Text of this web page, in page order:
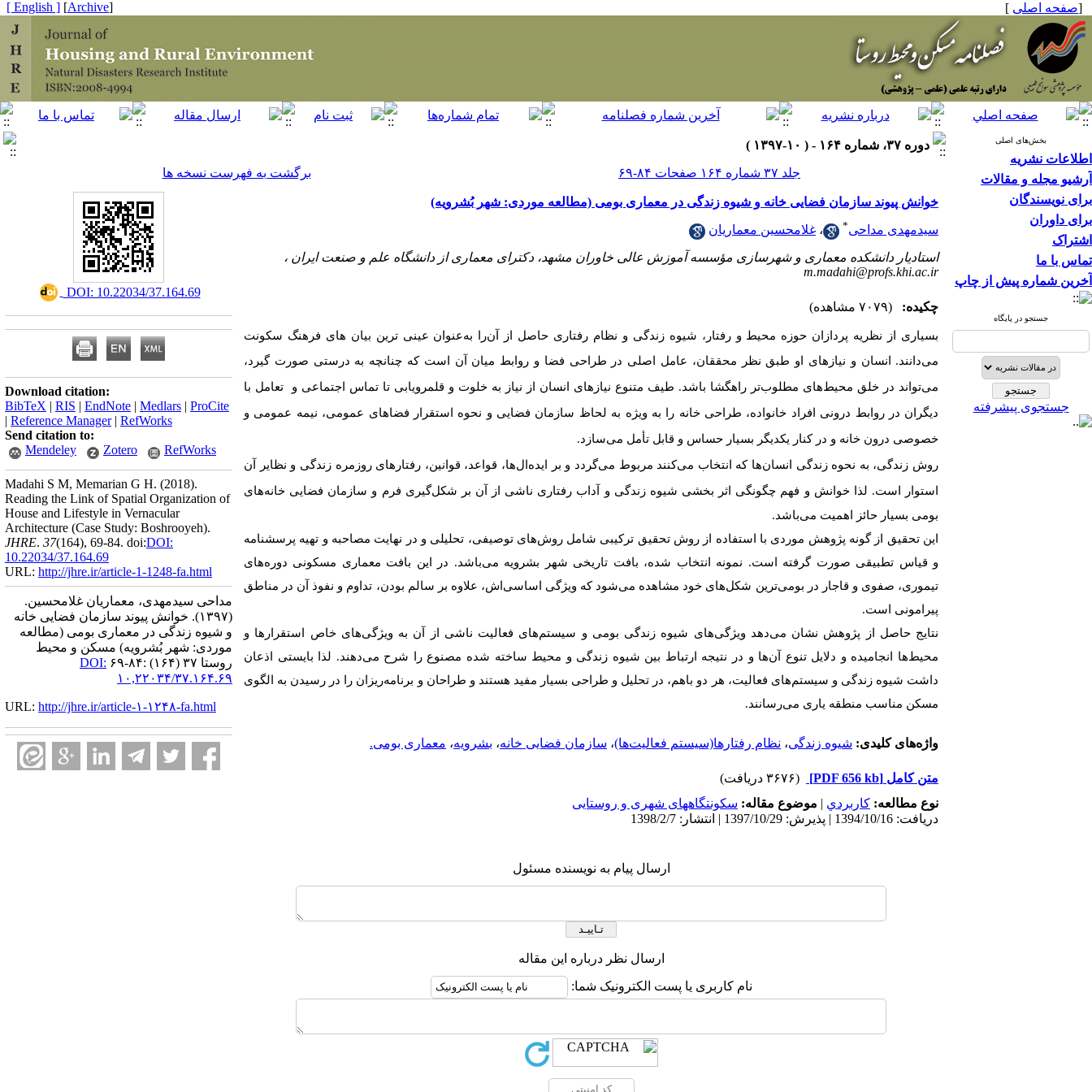
[صفحه اصلی ]
[
Archive
]
[ English ]
بخش‌های اصلی
اطلاعات نشریه
آرشیو مجله و مقالات
برای نویسندگان
برای داوران
اشتراک
تماس با ما
آخرین شماره پیش از چاپ
جستجو در پایگاه
جستجوی پیشرفته
دوره ۳۷، شماره ۱۶۴ - ( ۱۰-۱۳۹۷ )
جلد ۳۷ شماره ۱۶۴ صفحات ۸۴-۶۹
برگشت به فهرست نسخه ها
خوانش پیوند سازمان فضایی خانه و شیوه زندگی در معماری بومی (مطالعه موردی: شهر بُشرویه)
سیدمهدی مداحی* ، غلامحسین معماریان
استادیار دانشکده معماری و شهرسازی مؤسسه آموزش عالی خاوران مشهد، دکترای معماری از دانشگاه علم و صنعت ایران ،
m.madahi@profs.khi.ac.ir
چکیده: (۷۰۷۹ مشاهده)
بسیاری از نظریه پردازان حوزه محیط و رفتار، شیوه زندگی و نظام رفتاری حاصل از آن‌را به‌عنوان عینی ترین بیان های فرهنگ سکونت
می‌دانند. انسان و نیازهای او طبق نظر محققان، عامل اصلی در طراحی فضا و روابط میان آن است که چنانچه به درستی صورت گیرد،
می‌تواند در خلق محیط‌های مطلوب‌تر راهگشا باشد. طیف متنوع نیازهای انسان از نیاز به خلوت و قلمرویابی تا تماس اجتماعی و تعامل با
دیگران در روابط درونی افراد خانواده، طراحی خانه را به ویژه به لحاظ سازمان فضایی و نحوه استقرار فضاهای عمومی، نیمه عمومی و
خصوصی درون خانه و در کنار یکدیگر بسیار حساس و قابل تأمل می‌سازد.
روش زندگی، به نحوه زندگی انسان‌ها که انتخاب می‌کنند مربوط می‌گردد و بر ایده‌ال‌ها، قواعد، قوانین، رفتارهای روزمره زندگی و نظایر
آن
استوار
است. لذا خوانش و فهم چگونگی اثر بخشی شیوه زندگی و آداب رفتاری ناشی از آن بر شکل‌گیری فرم و سازمان فضایی خانه‌های
بومی بسیار حائز اهمیت می‌باشد.
این تحقیق از گونه پژوهش موردی با استفاده از روش تحقیق ترکیبی شامل روش‌های توصیفی، تحلیلی و در نهایت‌‌ مصاحبه و تهیه پرسشنامه
و قیاس تطبیقی صورت گرفته است. نمونه انتخاب شده، بافت تاریخی شهر بشرویه می‌باشد. در این بافت معماری مسکونی دوره‌های
تیموری، صفوی و قاجار در بومی‌ترین شکل‌های خود مشاهده می‌شود که ویژگی اساسی‌اش، علاوه بر سالم بودن، تداوم و نفوذ آن در مناطق
پیرامونی است.
نتایج حاصل از پژوهش نشان می‌دهد ویژگی‌های شیوه زندگی بومی و سیستم‌های فعالیت ناشی از آن به ویژگی‌های خاص استقرارها و
محیط‌ها انجامیده و دلایل تنوع آن‌ها و در نتیجه ارتباط بین شیوه زندگی و محیط ساخته شده مصنوع را شرح می‌دهند. لذا بایستی اذعان
داشت شیوه زندگی و سیستم‌های فعالیت، هر دو باهم، در تحلیل و طراحی بسیار مفید هستند و طراحان و برنامه‌ریزان را در رسیدن به الگوی
مسکن مناسب منطقه یاری می‌رسانند.
واژه‌های کلیدی: شیوه زندگی، ‌نظام رفتارها‌(سیستم فعالیت‌ها)، ‌سازمان فضایی خانه، ‌بشرویه، ‌معماری بومی.
متن کامل [PDF 656 kb]
(۳۶۷۶ دریافت)
نوع مطالعه: كاربردي | موضوع مقاله: سکونتگاههای شهری و روستایی
دریافت: 1394/10/16 | پذیرش: 1397/10/29 | انتشار: 1398/2/7
ارسال پیام به نویسنده مسئول
ارسال نظر درباره این مقاله
نام کاربری یا پست الکترونیک شما:
‎ DOI: 10.22034/37.164.69
Download citation:
BibTeX | RIS | EndNote | Medlars | ProCite
| Reference Manager| RefWorks
Send citation to:
Mendeley
Zotero RefWorks
Madahi S M, Memarian G H. (2018).
Reading the Link of Spatial Organization of
House and Lifestyle in Vernacular
Architecture (Case Study: Boshrooyeh).
JHRE. 37(164), 69-84. doi:DOI:
10.22034/37.164.69
URL: http://jhre.ir/article-1-1248-fa.html
مداحی سیدمهدی، معماریان غلامحسین.
(۱۳۹۷).
خوانش پیوند سازمان فضایی خانه
و شیوه زندگی در معماری بومی (مطالعه
موردی: شهر بُشرویه) مسکن و محیط
روستا ۳۷ (۱۶۴) :۸۴-۶۹
DOI:
۱۰,۲۲۰۳۴/۳۷.۱۶۴.۶۹
URL: http://jhre.ir/article-۱-۱۲۴۸-fa.html